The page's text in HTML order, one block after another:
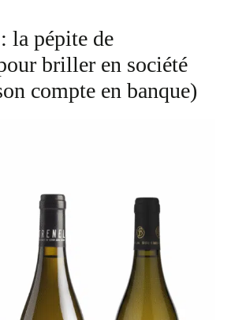
la pépite de
briller en société
compte en banque)